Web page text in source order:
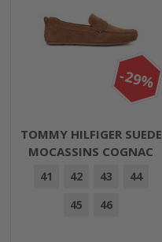
TOMMY HILFIGER SUEDE
MOCASSINS COGNAC
-29%
41 42 43
44
45
46